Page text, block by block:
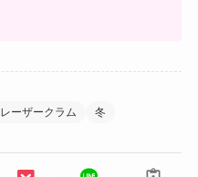
レーザークラム 冬